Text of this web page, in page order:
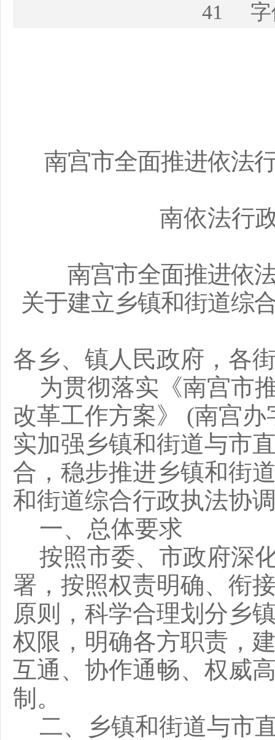
41 字
南宫市全面推进依法
南依法行
南宫市全面推进依
关于建立乡镇和街道综
各乡、镇人民政府，各
为贯彻落实《南宫市
改革工作方案》
(南宫办
实加强乡镇和街道与市
合，稳步推进乡镇和街
和街道综合行政执法协
一、总体要求
按照市委、市政府深
署，按照权责明确、衔
原则，科学合理划分乡
权限，明确各方职责，
互通、协作通畅、权威
制。
二、乡镇和街道与市